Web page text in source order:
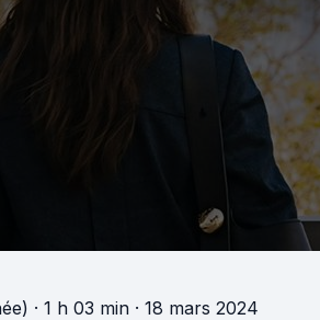
· 1 h 03 min · 18 mars 2024